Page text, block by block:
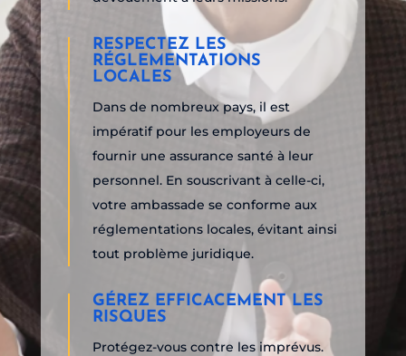
RESPECTEZ LES
RÉGLEMENTATIONS
LOCALES
Dans de nombreux pays, il est
impératif pour les employeurs de
fournir une assurance santé à leur
personnel. En souscrivant à celle-ci,
votre ambassade se conforme aux
réglementations locales, évitant ainsi
tout problème juridique.
GÉREZ EFFICACEMENT LES
RISQUES
Protégez-vous contre les imprévus.